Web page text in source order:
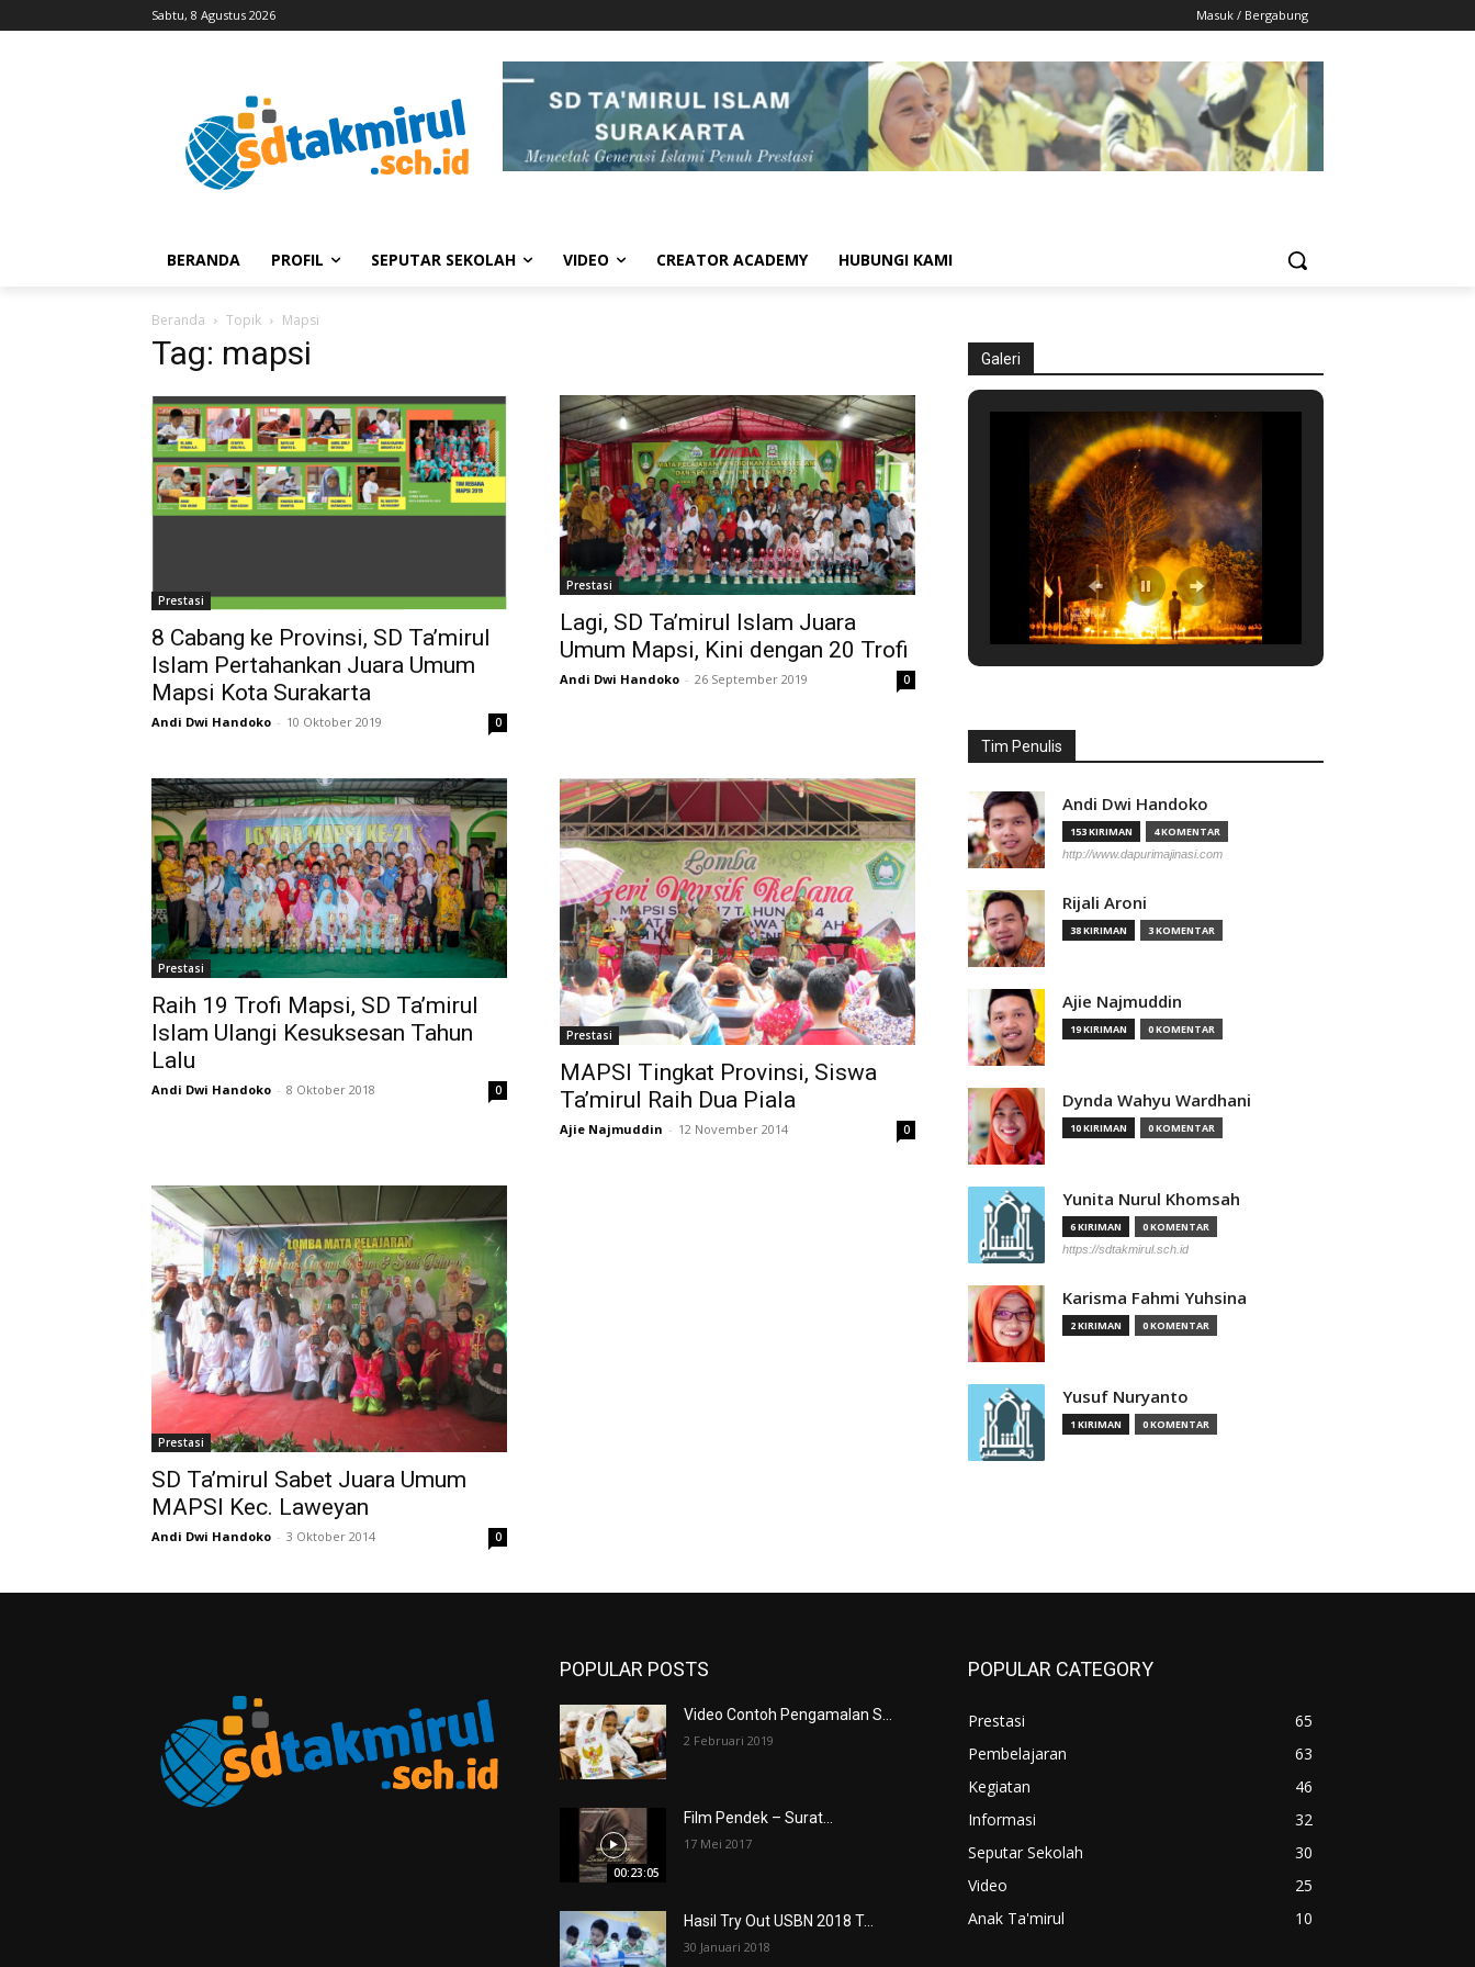
Sabtu, 8 Agustus 2026 Masuk / Bergabung
BERANDA PROFIL SEPUTAR SEKOLAH VIDEO CREATOR ACADEMY HUBUNGI KAMI
Beranda Topik Mapsi
Tag: mapsi
Prestasi
8 Cabang ke Provinsi, SD Ta’mirul
Islam Pertahankan Juara Umum
Mapsi Kota Surakarta
Andi Dwi Handoko - 10 Oktober 2019 0
Prestasi
Lagi, SD Ta’mirul Islam Juara
Umum Mapsi, Kini dengan 20 Trofi
Andi Dwi Handoko - 26 September 2019 0
Prestasi
Raih 19 Trofi Mapsi, SD Ta’mirul
Islam Ulangi Kesuksesan Tahun
Lalu
Andi Dwi Handoko - 8 Oktober 2018 0
Prestasi
MAPSI Tingkat Provinsi, Siswa
Ta’mirul Raih Dua Piala
Ajie Najmuddin - 12 November 2014 0
Prestasi
SD Ta’mirul Sabet Juara Umum
MAPSI Kec. Laweyan
Andi Dwi Handoko - 3 Oktober 2014 0
Galeri
Tim Penulis
Andi Dwi Handoko
153 KIRIMAN 4 KOMENTAR
http://www.dapurimajinasi.com
Rijali Aroni
38 KIRIMAN 3 KOMENTAR
Ajie Najmuddin
19 KIRIMAN 0 KOMENTAR
Dynda Wahyu Wardhani
10 KIRIMAN 0 KOMENTAR
Yunita Nurul Khomsah
6 KIRIMAN 0 KOMENTAR
https://sdtakmirul.sch.id
Karisma Fahmi Yuhsina
2 KIRIMAN 0 KOMENTAR
Yusuf Nuryanto
1 KIRIMAN 0 KOMENTAR
POPULAR POSTS
Video Contoh Pengamalan S...
2 Februari 2019
00:23:05
Film Pendek – Surat...
17 Mei 2017
Hasil Try Out USBN 2018 T...
30 Januari 2018
POPULAR CATEGORY
Prestasi
65
Pembelajaran
63
Kegiatan
46
Informasi
32
Seputar Sekolah
30
Video
25
Anak Ta'mirul
10